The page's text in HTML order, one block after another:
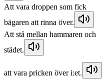
Att vara droppen som fick
bägaren att rinna över.
Att stå mellan hammaren och
städet.
att vara pricken över i:et.